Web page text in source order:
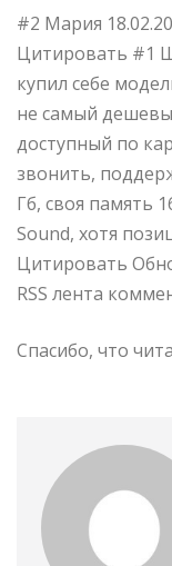
#2 Мария
Цитировать #1
купил себе
не самый
доступный по
звонить,
Гб, своя память
Sound, хотя
Цитировать
RSS лента
Спасибо, что